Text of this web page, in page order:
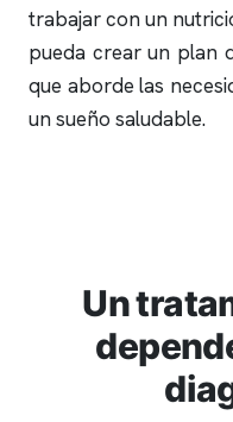
trabajar con un
pueda crear un plan
que aborde las
un sueño saludable.
Un